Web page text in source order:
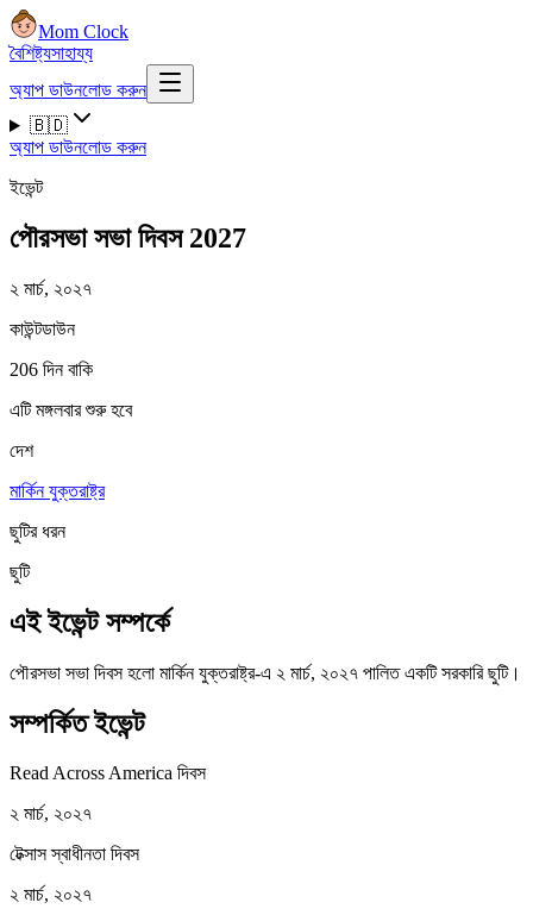
Mom Clock
বৈশিষ্ট্যসাহায্য
অ্যাপ ডাউনলোড করুন
🇧🇩
অ্যাপ ডাউনলোড করুন
ইভেন্ট
পৌরসভা সভা দিবস 2027
২ মার্চ, ২০২৭
কাউন্টডাউন
206 দিন বাকি
এটি মঙ্গলবার শুরু হবে
দেশ
মার্কিন যুক্তরাষ্ট্র
ছুটির ধরন
ছুটি
এই ইভেন্ট সম্পর্কে
পৌরসভা সভা দিবস হলো মার্কিন যুক্তরাষ্ট্র-এ ২ মার্চ, ২০২৭ পালিত একটি সরকারি ছুটি।
সম্পর্কিত ইভেন্ট
Read Across America দিবস
২ মার্চ, ২০২৭
টেক্সাস স্বাধীনতা দিবস
২ মার্চ, ২০২৭